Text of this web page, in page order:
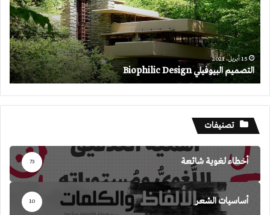
15 أبريل، 2021
التصميم البيوفيلي Biophilic Design
تصنيفات
أخطاء لغوية شائعة 73
أساسيات الشعر 10